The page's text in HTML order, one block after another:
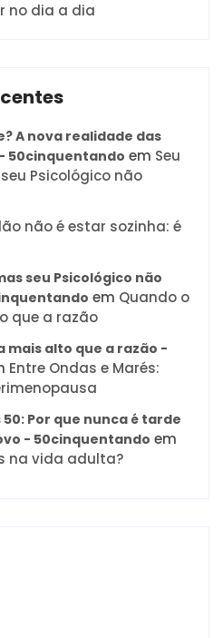
no dia a dia
A nova realidade das
50cinquentando em Seu
Psicológico não
não é estar sozinha: é
seu Psicológico não
em Quando o
que a razão
mais alto que a razão -
Entre Ondas e Marés:
Por que nunca é tarde
- 50cinquentando em
na vida adulta?